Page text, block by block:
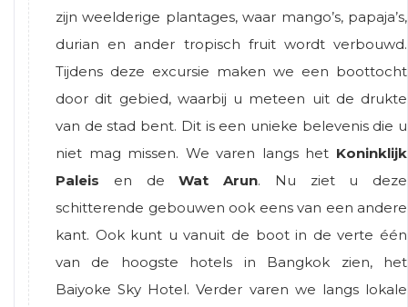
zijn weelderige plantages, waar mango’s, papaja’s,
durian en ander tropisch fruit wordt verbouwd.
Tijdens deze excursie maken we een boottocht
door dit gebied, waarbij u meteen uit de drukte
van de stad bent. Dit is een unieke belevenis die u
niet mag missen. We varen langs het Koninklijk
Paleis en deWat Arun. Nu ziet u deze
schitterende gebouwen ook eens van een andere
kant. Ook kunt u vanuit de boot in de verte één
van de hoogste hotels in Bangkok zien, het
Baiyoke Sky Hotel. Verder varen we langs lokale